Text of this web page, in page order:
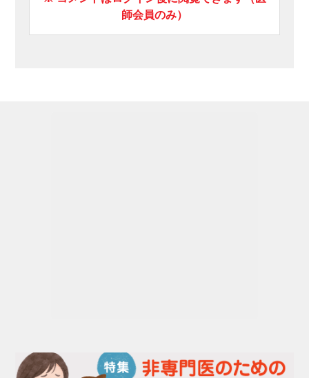
師会員のみ）